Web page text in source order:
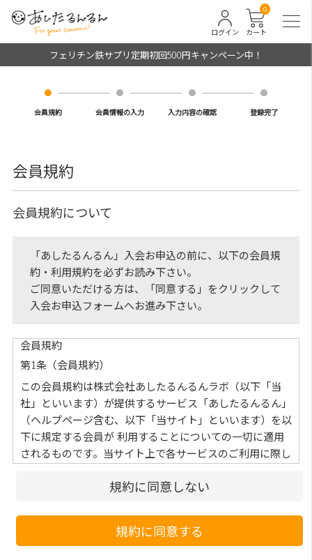
カート
0
ログイン
フェリチン鉄サプリ定期初回500円キャンペーン中！
会員規約 会員情報の入力 入力内容の確認 登録完了
会員規約
会員規約について
「あしたるんるん」入会お申込の前に、以下の会員規
約・利用規約を必ずお読み下さい。
ご同意いただける方は、「同意する」をクリックして
入会お申込フォームへお進み下さい。
会員規約
第1条（会員規約）
この会員規約は株式会社あしたるんるんラボ（以下「当
社」といいます）が提供するサービス「あしたるんるん」
（ヘルプページ含む、以下「当サイト」といいます）を以
下に規定する会員が 利⽤することについての⼀切に適⽤
されるものです。当サイト上で各サービスのご利⽤に際し
り、それらすべてを含めたものが利⽤規約となっておりま
ついては、当サイトのサポート範囲外となる為、各リンク
先の規約に従うものとします）
規約に同意しない
規約に同意する